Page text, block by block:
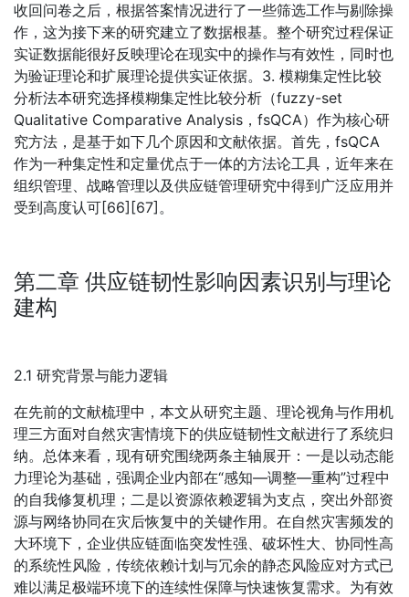
收回问卷之后，根据答案情况进行了一些筛选工作与剔除操
作，这为接下来的研究建立了数据根基。整个研究过程保证
实证数据能很好反映理论在现实中的操作与有效性，同时也
为验证理论和扩展理论提供实证依据。3. 模糊集定性比较
分析法本研究选择模糊集定性比较分析（fuzzy-set
Qualitative Comparative Analysis，fsQCA）作为核心研
究方法，是基于如下几个原因和文献依据。首先，fsQCA
作为一种集定性和定量优点于一体的方法论工具，近年来在
组织管理、战略管理以及供应链管理研究中得到广泛应用并
受到高度认可[66][67]。
第二章 供应链韧性影响因素识别与理论
建构
2.1 研究背景与能力逻辑
在先前的文献梳理中，本文从研究主题、理论视角与作用机
理三方面对自然灾害情境下的供应链韧性文献进行了系统归
纳。总体来看，现有研究围绕两条主轴展开：一是以动态能
力理论为基础，强调企业内部在“感知—调整—重构”过程中
的自我修复机理；二是以资源依赖逻辑为支点，突出外部资
源与网络协同在灾后恢复中的关键作用。在自然灾害频发的
大环境下，企业供应链面临突发性强、破坏性大、协同性高
的系统性风险，传统依赖计划与冗余的静态风险应对方式已
难以满足极端环境下的连续性保障与快速恢复需求。为有效